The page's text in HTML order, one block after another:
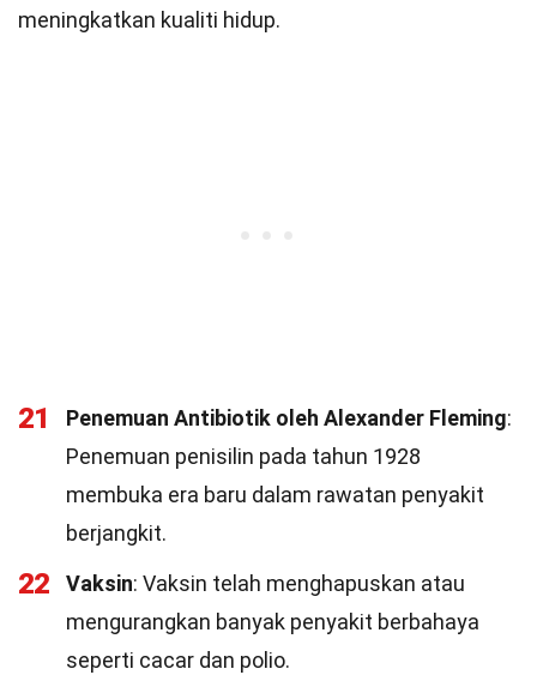
meningkatkan kualiti hidup.
21 Penemuan Antibiotik oleh Alexander Fleming:
Penemuan penisilin pada tahun 1928
membuka era baru dalam rawatan penyakit
berjangkit.
22 Vaksin: Vaksin telah menghapuskan atau
mengurangkan banyak penyakit berbahaya
seperti cacar dan polio.